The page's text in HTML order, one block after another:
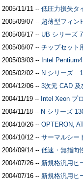
2005/11/11 -- 低圧力損失タ
2005/09/07 -- 超薄型フィン
2005/06/17 -- UB シリーズ
2005/06/07 -- チップセット
2005/03/03 -- Intel
2005/02/02 -- N シリーズ
2004/12/06 -- 3次元 CAD 及
2004/11/19 -- Intel Xeon プ
2004/11/18 -- N シリーズ
2004/10/26 -- OPTERON,
2004/10/12 -- サーマルシー
2004/09/14 -- 低速・無指向
2004/07/26 -- 新規格汎用ヒ
2004/07/16 -- 新規格汎用ヒ